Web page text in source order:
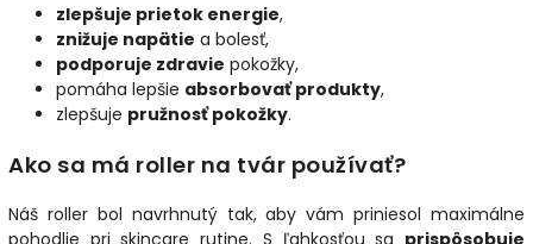
zlepšuje prietok energie,
znižuje napätie a bolesť,
podporuje zdravie pokožky,
pomáha lepšie absorbovať produkty,
zlepšuje pružnosť pokožky.
Ako sa má roller na tvár používať?
Náš roller bol navrhnutý tak, aby vám priniesol maximálne